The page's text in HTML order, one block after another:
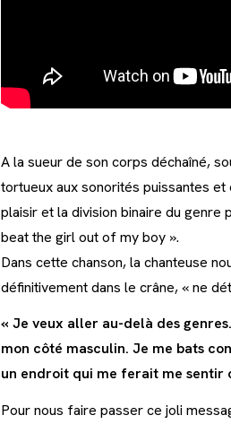
A la sueur de son corps déchaîné,
tortueux aux sonorités puissantes
plaisir et la division binaire du genre
beat the girl out of my boy ».
Dans cette chanson, la chanteuse
définitivement dans le crâne, « ne
« Je veux aller au-delà des
mon côté masculin. Je me bats
un endroit qui me ferait me sentir
Pour nous faire passer ce joli